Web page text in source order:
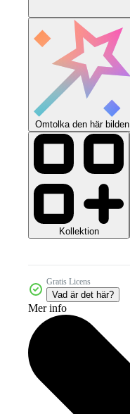
Omtolka den här bilden
Kollektion
Gratis Licens
Vad är det här?
Mer info